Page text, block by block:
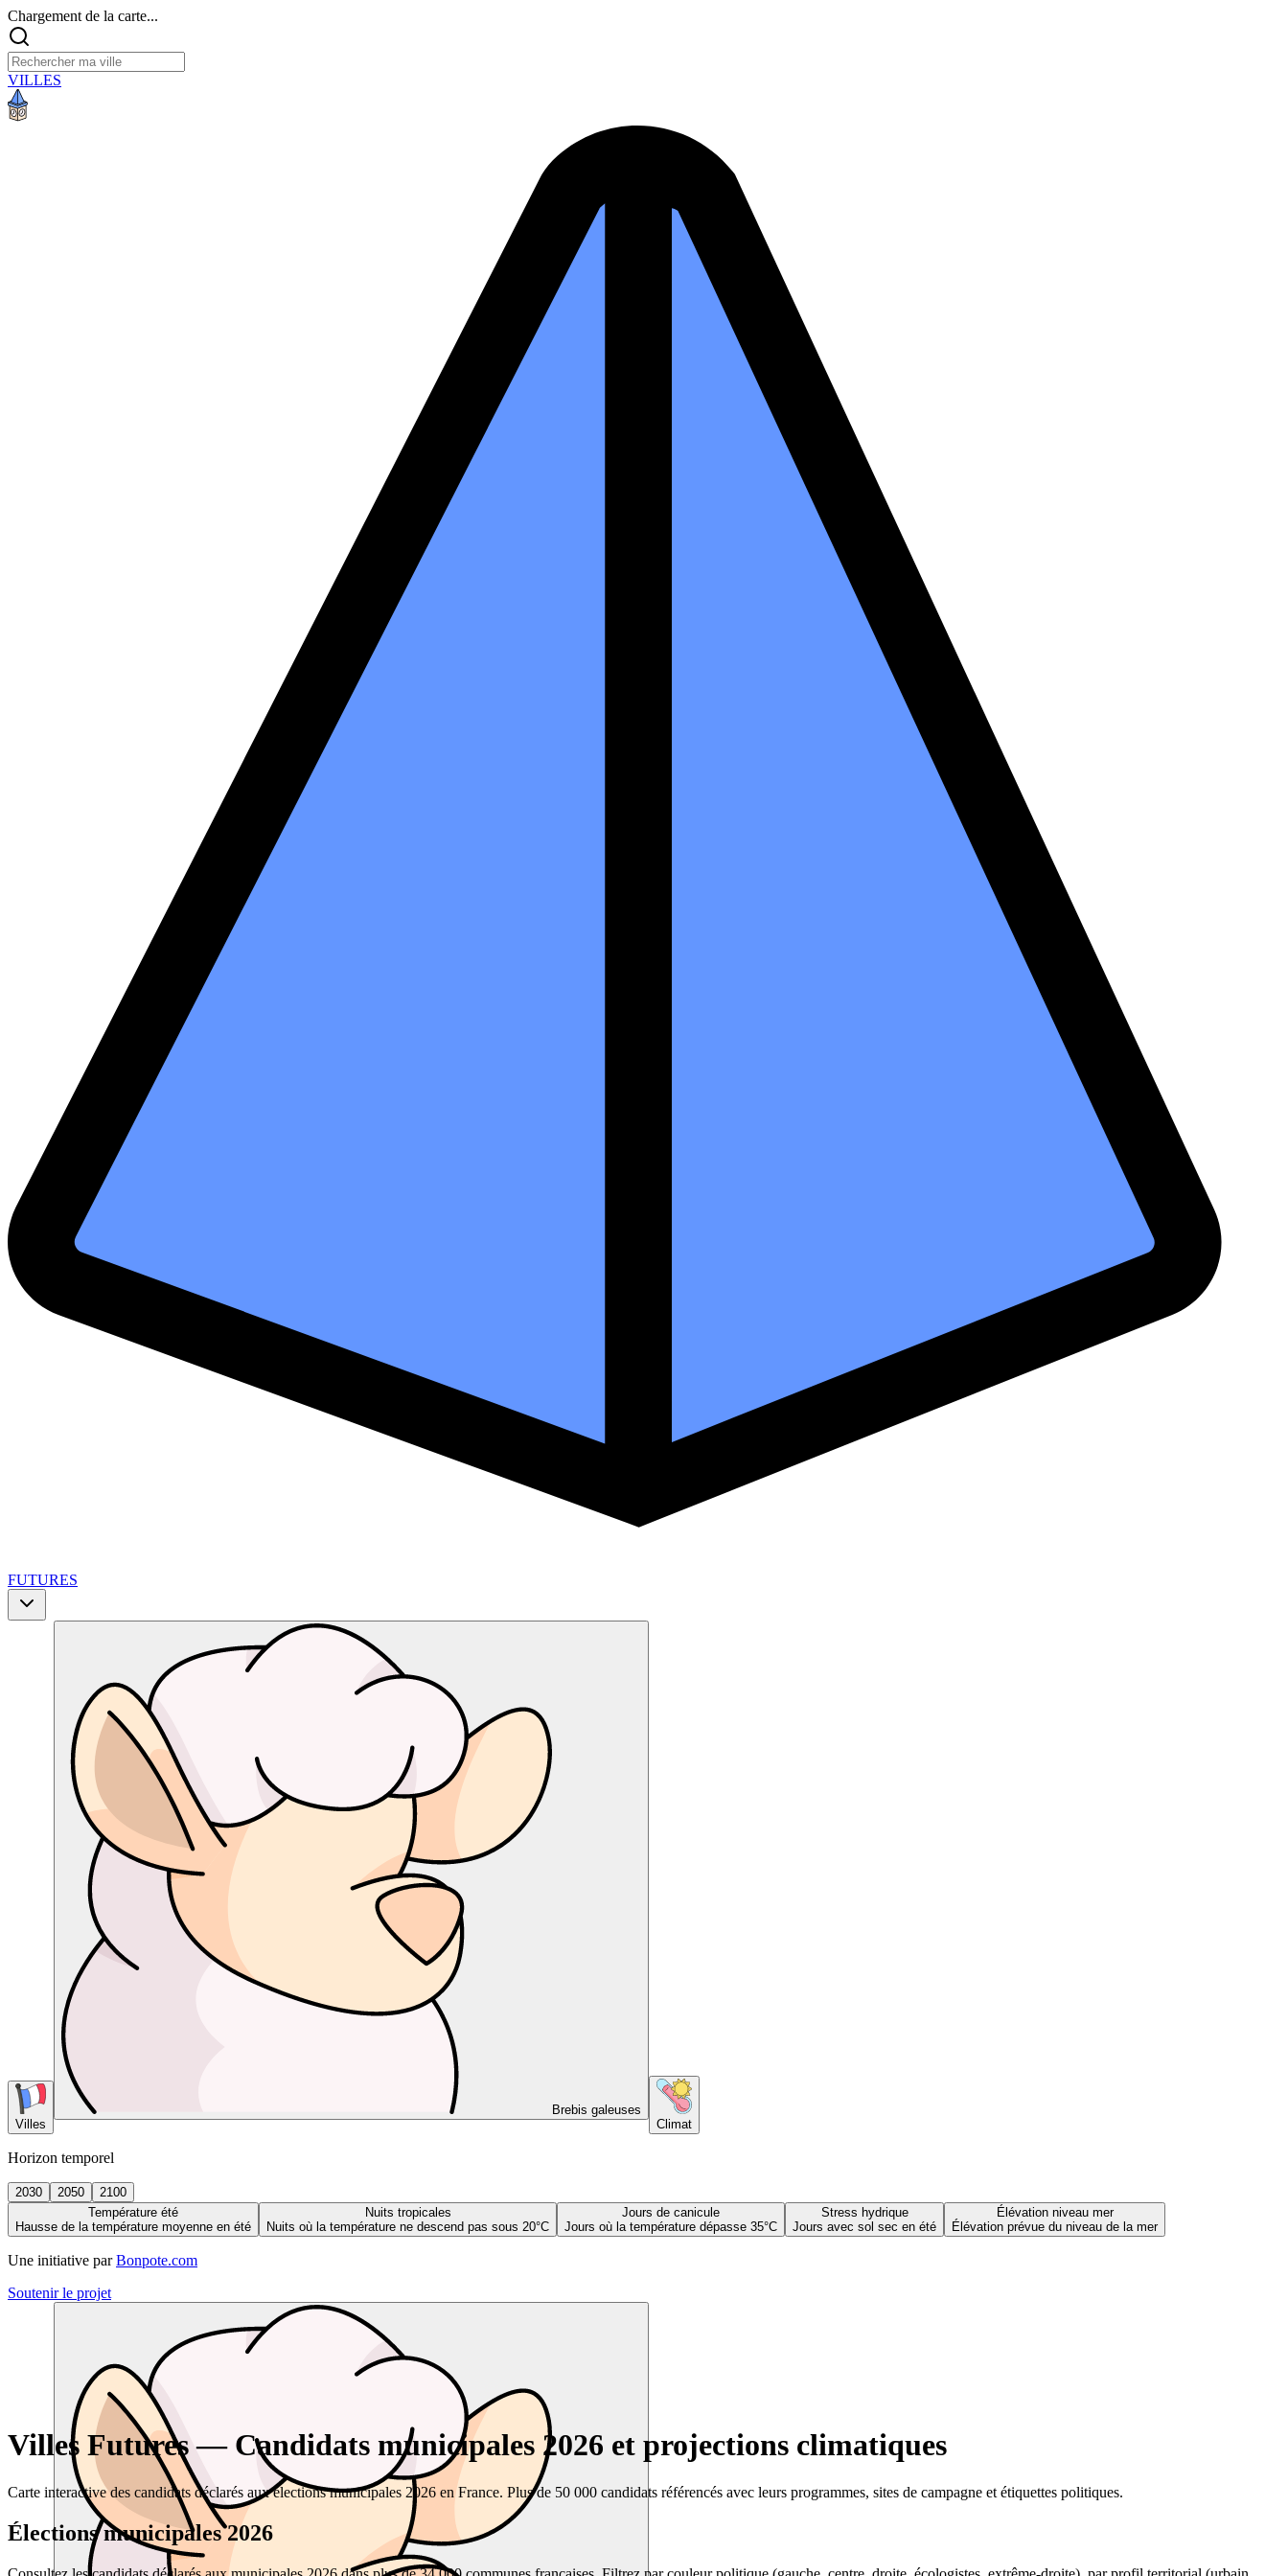
Chargement de la carte...
VILLES
FUTURES
Villes
Brebis galeuses
Climat
Horizon temporel
2030 2050
2100
Température été
Hausse de la température moyenne en été
Nuits tropicales
Nuits où la température ne descend pas sous 20°C
Jours de canicule
Jours où la température dépasse 35°C
Stress hydrique
Jours avec sol sec en été
Élévation niveau mer
Élévation prévue du niveau de la mer
Une initiative par Bonpote.com
Soutenir le projet
Villes Futures — Candidats municipales 2026 et projections climatiques
Carte interactive des candidats déclarés aux élections municipales 2026 en France. Plus de 50 000 candidats référencés avec leurs programmes, sites de campagne et étiquettes politiques.
Élections municipales 2026